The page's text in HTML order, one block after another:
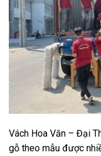
Vách Hoa Văn – Đại
gỗ theo mẫu được